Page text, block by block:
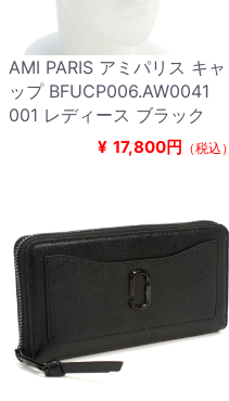
AMI PARIS アミパリス キャ
ップ BFUCP006.AW0041
001 レディース ブラック
¥ 17,800円 （税込）